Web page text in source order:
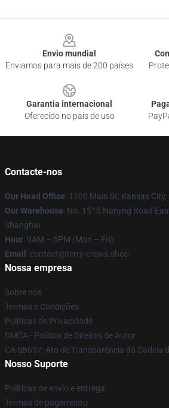
Envio mundial
Enviamos para mais de 200 países
Garantia internacional
Oferecido no país de uso
Contacte-nos
Our Head Office: 1100 Main St, Kansas
Our Warehouse: No. 1515 Nanjing Road
Shanghai
Hour: 9AM – 5PM (Mon – Fri)
Email : contact@terry-crews.shop
Nossa empresa
Sobre nós
Termos e Condições
Políticas de Privacidade
DMCA - Política de Direitos de Autor
CA SB657: Ato de Transparência da Cadeia
Nosso Suporte
Políticas de envio e entrega
Termos de pagamento